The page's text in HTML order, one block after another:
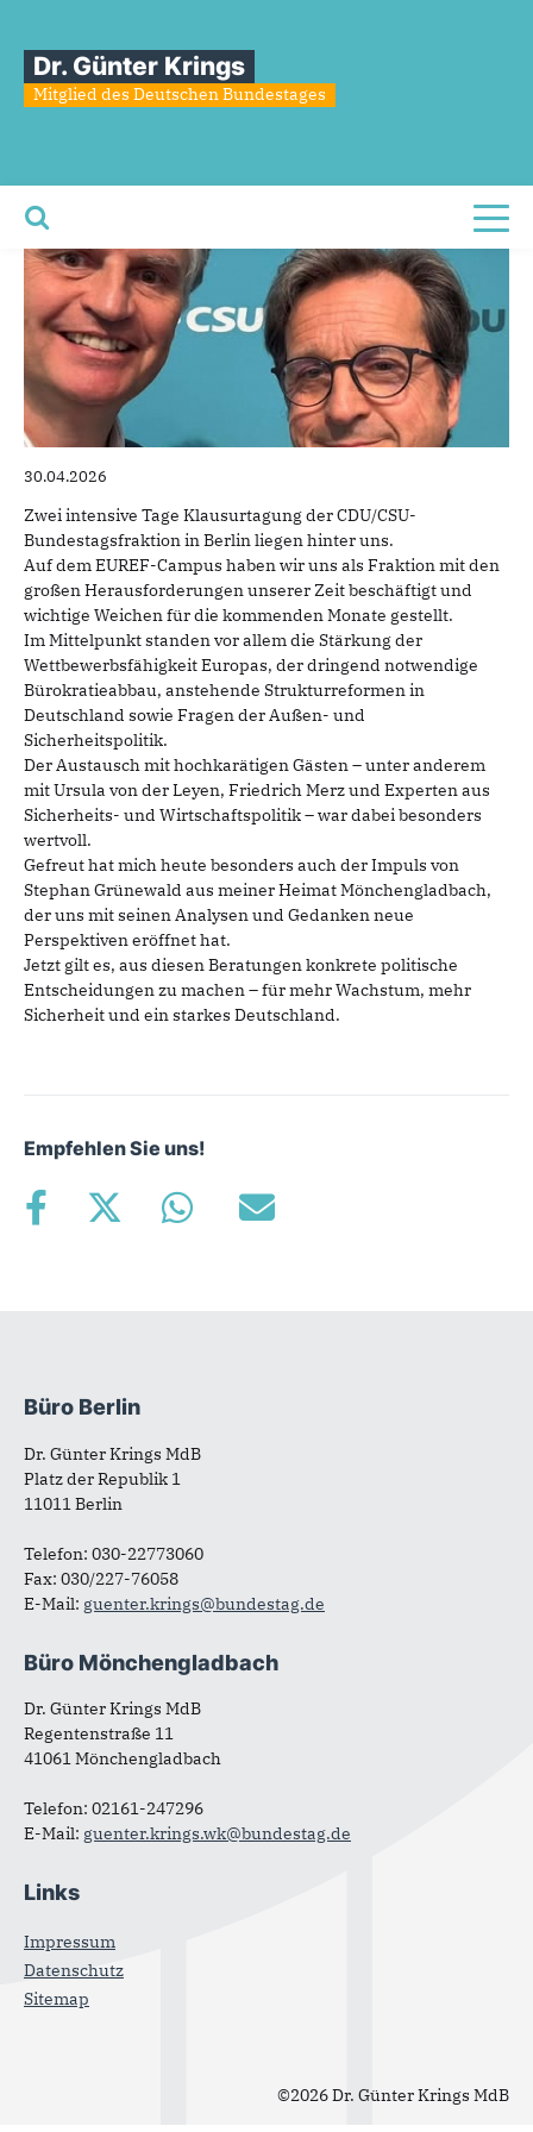
Dr. Günter Krings
Mitglied des Deutschen Bundestages
Sie sind hier
KlausurtagungderCDU/CSU-
Bundestagsfraktion
30.04.2026
Zwei intensive Tage Klausurtagung der CDU/CSU-
Bundestagsfraktion in Berlin liegen hinter uns.
Auf dem EUREF-Campus haben wir uns als Fraktion mit den
großen Herausforderungen unserer Zeit beschäftigt und
wichtige Weichen für die kommenden Monate gestellt.
Im Mittelpunkt standen vor allem die Stärkung der
Wettbewerbsfähigkeit Europas, der dringend notwendige
Bürokratieabbau, anstehende Strukturreformen in
Deutschland sowie Fragen der Außen- und
Sicherheitspolitik.
Der Austausch mit hochkarätigen Gästen – unter anderem
mit Ursula von der Leyen, Friedrich Merz und Experten aus
Sicherheits- und Wirtschaftspolitik – war dabei besonders
wertvoll.
Gefreut hat mich heute besonders auch der Impuls von
Stephan Grünewald aus meiner Heimat Mönchengladbach,
der uns mit seinen Analysen und Gedanken neue
Perspektiven eröffnet hat.
Jetzt gilt es, aus diesen Beratungen konkrete politische
Entscheidungen zu machen – für mehr Wachstum, mehr
Sicherheit und ein starkes Deutschland.
Empfehlen Sie uns!
Fußbereich
Büro Berlin
Dr. Günter Krings MdB
Platz der Republik 1
11011 Berlin
Telefon: 030-22773060
Fax: 030/227-76058
E-Mail: guenter.krings@bundestag.de
Büro Mönchengladbach
Dr. Günter Krings MdB
Regentenstraße 11
41061 Mönchengladbach
Telefon: 02161-247296
E-Mail: guenter.krings.wk@bundestag.de
Links
Impressum
Datenschutz
Sitemap
©2026 Dr. Günter Krings MdB